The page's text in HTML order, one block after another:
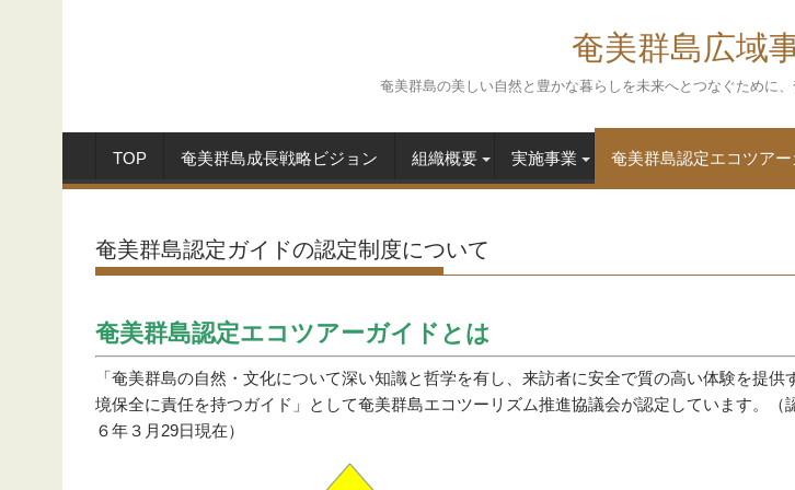
奄美群島広域
奄美群島の美しい自然と豊かな暮らしを未来へとつなぐために
TOP 奄美群島成長戦略ビジョン 組織概要 実施事業 奄美群島認定エコツアー
奄美群島認定ガイドの認定制度について
奄美群島認定エコツアーガイドとは
「奄美群島の自然・文化について深い知識と哲学を有し、来訪者に安全で質の高い体験を提供
境保全に責任を持つガイド」として奄美群島エコツーリズム推進協議会が認定しています。
６年３月29日現在）